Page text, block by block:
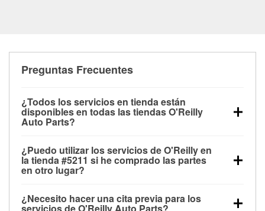
Preguntas Frecuentes
¿Todos los servicios en tienda están
disponibles en todas las tiendas O'Reilly
Auto Parts?
las pruebas de batería, pruebas de alternador y
motor de arranque, revisión de la luz “Check Engine”
con O'Reilly VeriScan® e instalación de
limpiaparabrisas o bombillas, están disponibles en
todas las tiendas O'Reilly Auto Parts. La tienda
¿Puedo utilizar los servicios de O'Reilly en
la tienda #5211 si he comprado las partes
en otro lugar?
de O'Reilly Auto Parts que estén disponibles en la
¿Necesito hacer una cita previa para los